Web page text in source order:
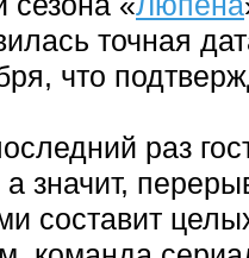
точная
что
раз
значит,
составит